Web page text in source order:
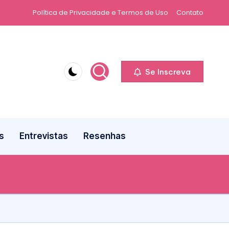
Política de Privacidade e Termos de Uso Contato
Se Inscreva
Entrevistas Resenhas